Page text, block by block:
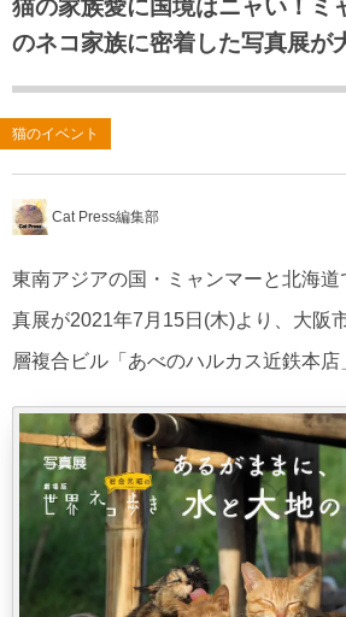
猫の家族愛に国境はニャい！ミ
のネコ家族に密着した写真展が
猫のイベント
Cat Press編集部
東南アジアの国・ミャンマーと北海
真展が2021年7月15日(木)より、大阪
層複合ビル「あべのハルカス近鉄本店
猫のフリー写真素材